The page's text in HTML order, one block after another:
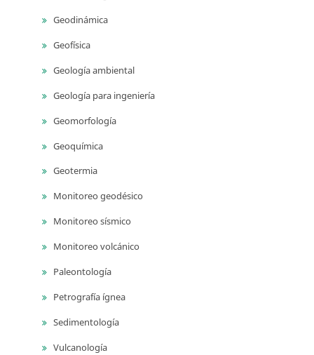
Geodinámica
Geofísica
Geología ambiental
Geología para ingeniería
Geomorfología
Geoquímica
Geotermia
Monitoreo geodésico
Monitoreo sísmico
Monitoreo volcánico
Paleontología
Petrografía ígnea
Sedimentología
Vulcanología